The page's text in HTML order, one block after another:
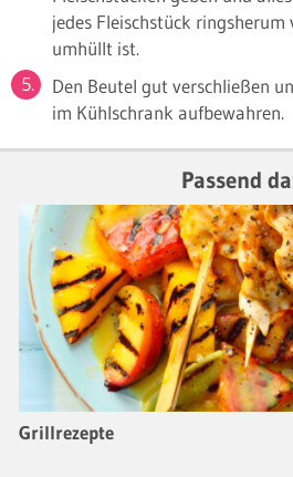
jedes Fleischstück
umhüllt ist.
Den Beutel gut verschließen
im Kühlschrank aufbewahren.
Passend
Grillrezepte